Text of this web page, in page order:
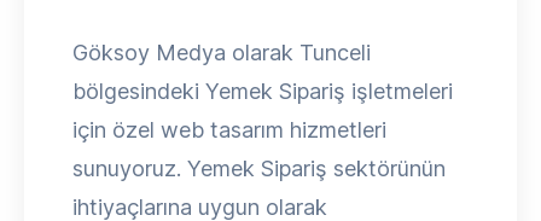
Göksoy Medya olarak Tunceli
bölgesindeki Yemek Sipariş işletmeleri
için özel web tasarım hizmetleri
sunuyoruz. Yemek Sipariş sektörünün
ihtiyaçlarına uygun olarak